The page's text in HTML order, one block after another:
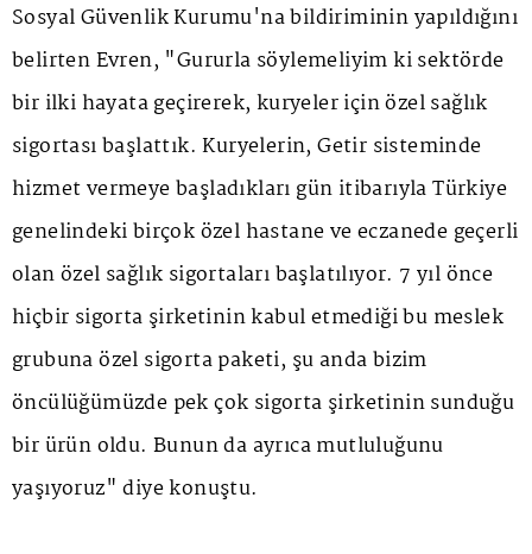
Sosyal Güvenlik Kurumu'na bildiriminin yapıldığını
belirten Evren, "Gururla söylemeliyim ki sektörde
bir ilki hayata geçirerek, kuryeler için özel sağlık
sigortası başlattık. Kuryelerin, Getir sisteminde
hizmet vermeye başladıkları gün itibarıyla Türkiye
genelindeki birçok özel hastane ve eczanede geçerli
olan özel sağlık sigortaları başlatılıyor. 7 yıl önce
hiçbir sigorta şirketinin kabul etmediği bu meslek
grubuna özel sigorta paketi, şu anda bizim
öncülüğümüzde pek çok sigorta şirketinin sunduğu
bir ürün oldu. Bunun da ayrıca mutluluğunu
yaşıyoruz" diye konuştu.